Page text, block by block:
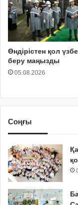
Өндірістен қол
беру маңызды
05.08.2026
Соңғы